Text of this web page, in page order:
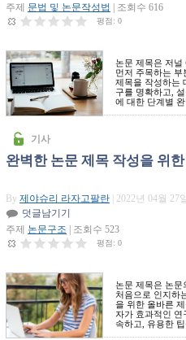
주제 문법 및 논문작성법 | 조회수 616
평점: 0
논문 제목은 저널
먼저 주목하는 부
제목을 작성하는
구를 명확하고,
에 대한 단계별
기사
완벽한 논문 제목 작성을 위
By 제야슈리 라자고팔란
| 2022년 04월 27일
덧글남기기
주제 논문구조 | 조회수 523
평점: 0
논문 제목은 논문
처음으로 인지하
을 위한 올바른
자가 효과적인 연
속하고, 유용한